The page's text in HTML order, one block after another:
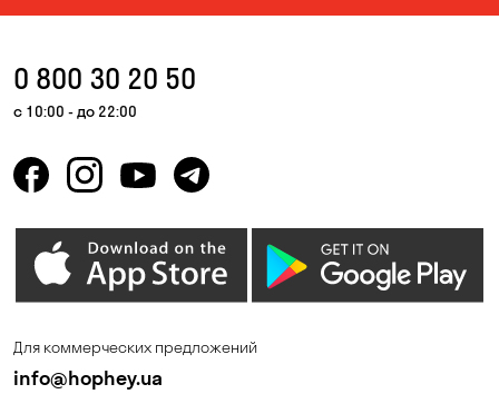
Красноселка
Кулеши Кушугум
Николаев
0 800 30 20 50
с 10:00 - до 22:00
Для коммерческих предложений
info@hophey.ua